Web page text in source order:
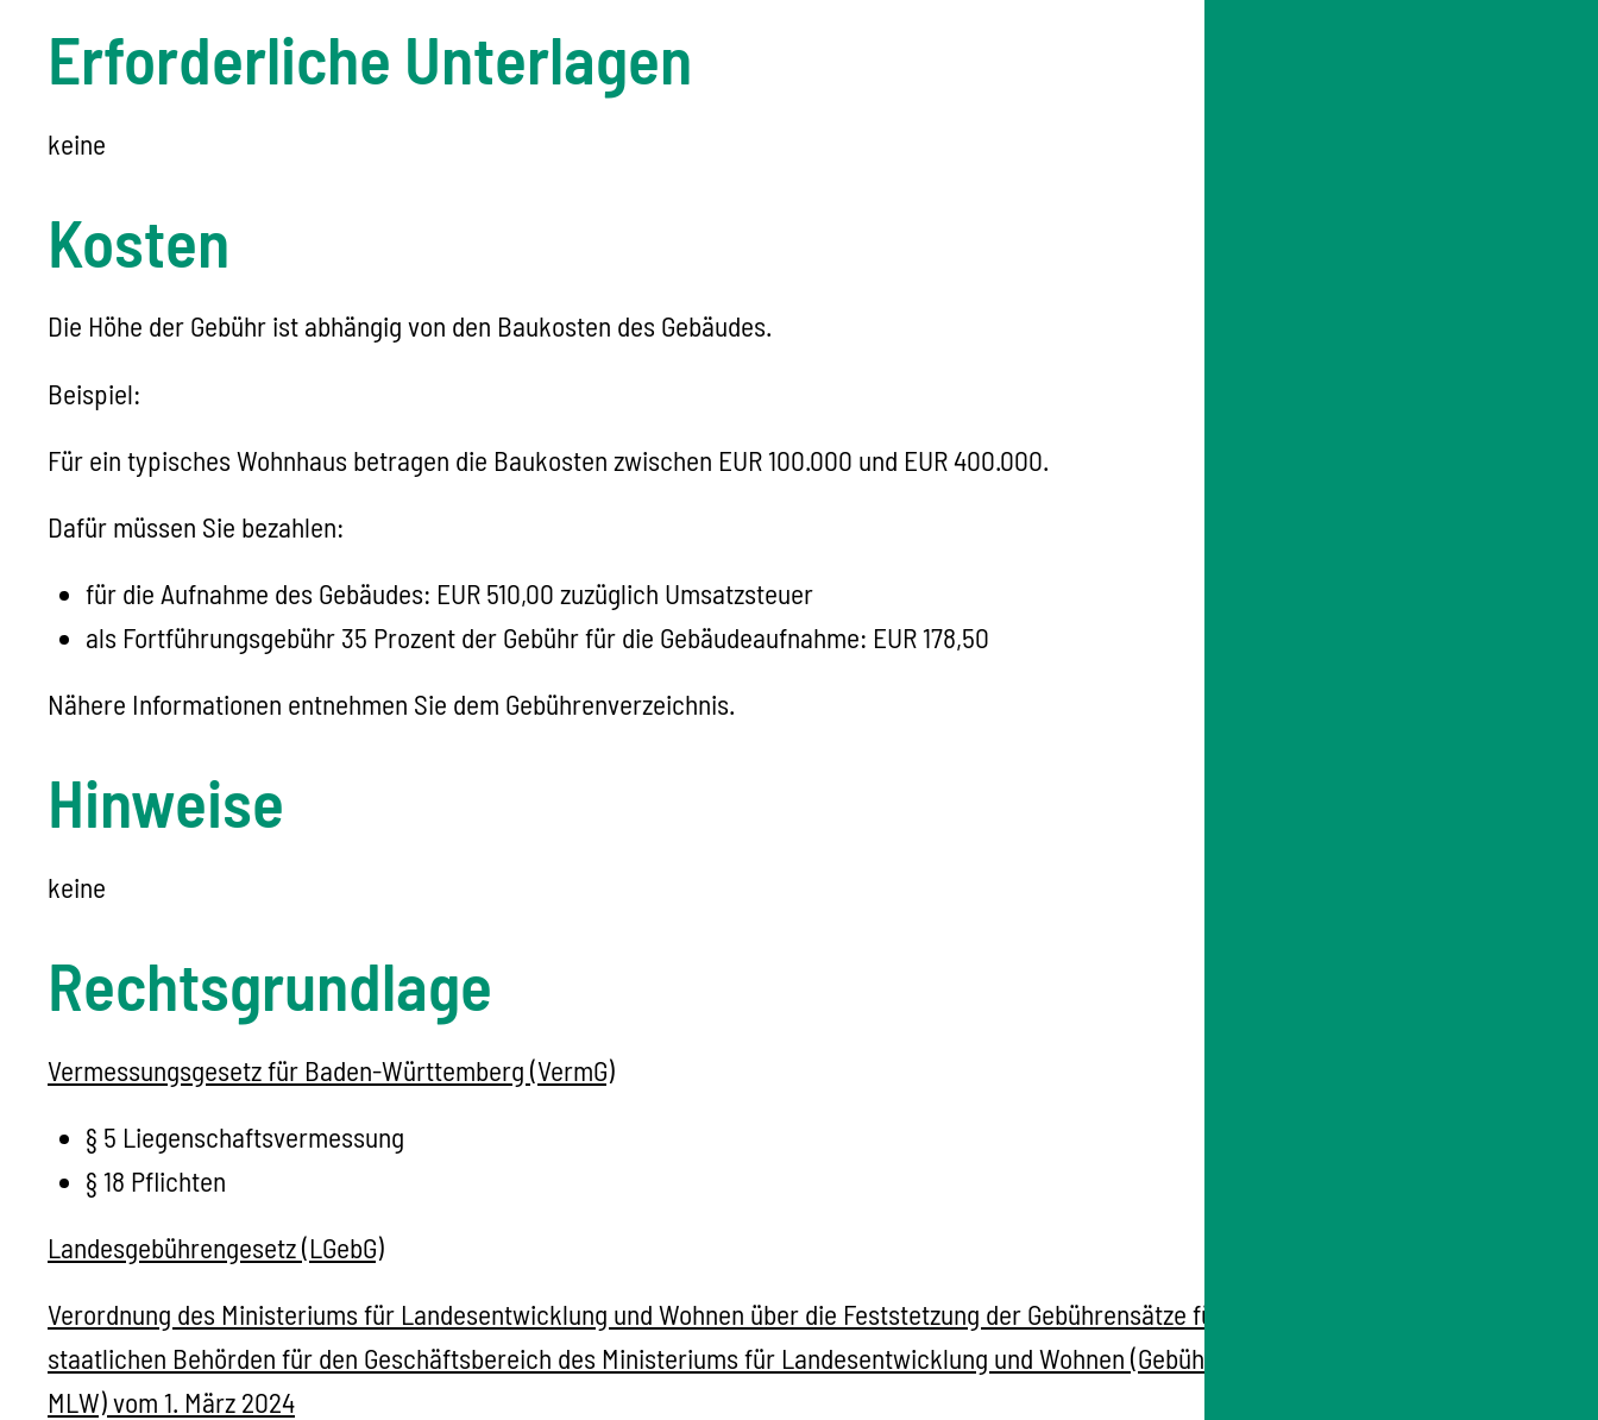
Erforderliche Unterlagen
keine
Kosten
Die Höhe der Gebühr ist abhängig von den Baukosten des Gebäudes.
Beispiel:
Für ein typisches Wohnhaus betragen die Baukosten zwischen EUR 100.000 und EUR 400.000.
Dafür müssen Sie bezahlen:
für die Aufnahme des Gebäudes: EUR 510,00 zuzüglich Umsatzsteuer
als Fortführungsgebühr 35 Prozent der Gebühr für die Gebäudeaufnahme: EUR 178,50
Nähere Informationen entnehmen Sie dem Gebührenverzeichnis.
Hinweise
keine
Rechtsgrundlage
Vermessungsgesetz für Baden-Württemberg (VermG)
§ 5 Liegenschaftsvermessung
§ 18 Pflichten
Landesgebührengesetz (LGebG)
Verordnung des Ministeriums für Landesentwicklung und Wohnen über die Feststetzung der Gebührensätze für öffentliche Leistungen der
staatlichen Behörden für den Geschäftsbereich des Ministeriums für Landesentwicklung und Wohnen (Gebührenverordnung MLW -GebVO
MLW) vom 1. März 2024